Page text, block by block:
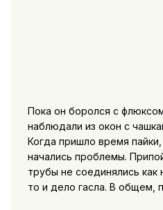
Пока он боролся с
наблюдали из окон с
Когда пришло время
начались проблемы.
трубы не соединялись как
то и дело гасла. В общем,